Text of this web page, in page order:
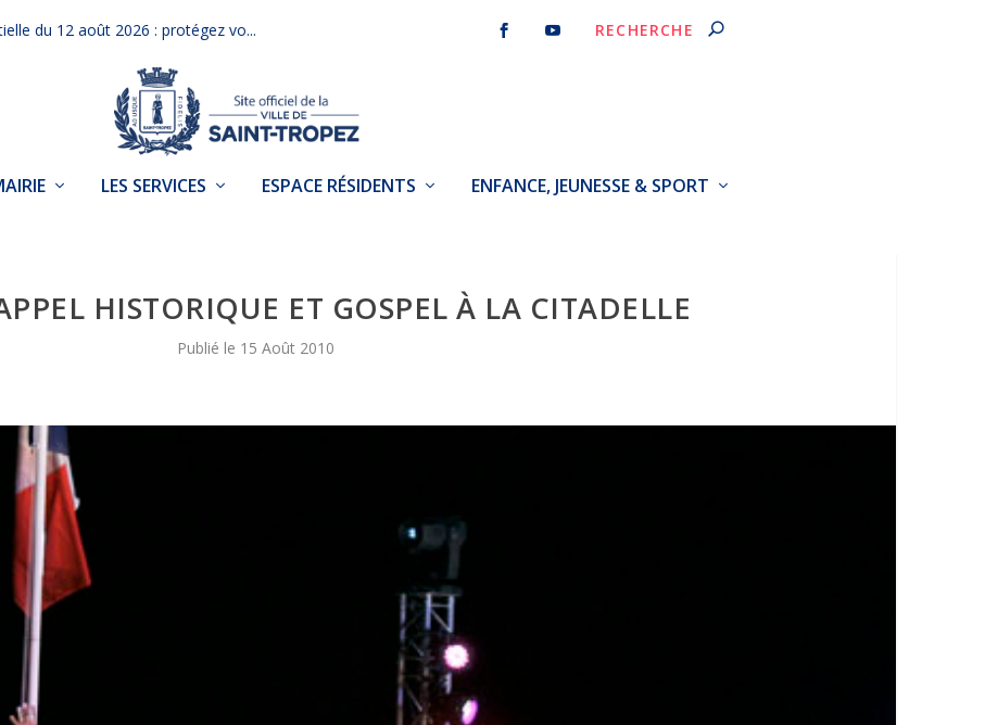
du 12 août 2026 : protégez vo...
LES SERVICES ESPACE RÉSIDENTS ENFANCE, JEUNESSE & SPORT
HISTORIQUE ET GOSPEL À LA CITADELLE
15 Août 2010